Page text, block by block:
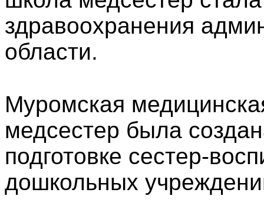
здравоохранения
области.
Муромская
медсестер была
подготовке сестер-
дошкольных